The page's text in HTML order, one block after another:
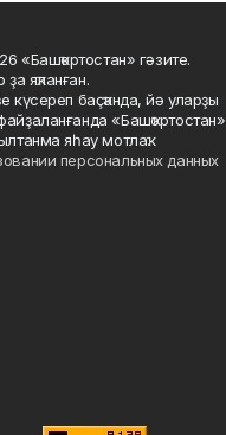
«Башҡортостан» гәзите.
ҙа яҡланған.
күсереп баҫҡанда, йә уларҙы
«Башҡортостан»
яһау мотлаҡ.
персональных данных